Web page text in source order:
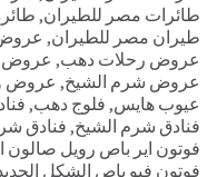
طائرات مصر للطيران,
طيران مصر للطيران,
عروض رحلات دهب, عروض
عروض شرم الشيخ, عروض
عيوب هايس, فلوج دهب,
فنادق شرم الشيخ, فنادق شرم
فوتون اير باص رويل صالون
فوتون فيو باص الشكل الجديد 15